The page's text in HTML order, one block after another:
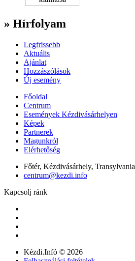
» Hírfolyam
Legfrissebb
Aktuális
Ajánlat
Hozzászólások
Új esemény
Főoldal
Centrum
Események Kézdivásárhelyen
Képek
Partnerek
Magunkról
Elérhetőség
Főtér, Kézdivásárhely, Transylvania
centrum@kezdi.info
Kapcsolj ránk
Kézdi.Infó © 2026